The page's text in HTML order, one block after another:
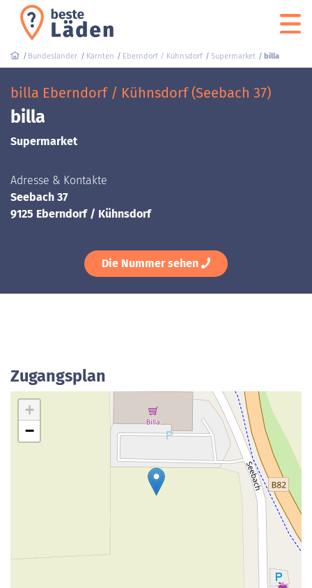
Bundesländer Kärnten Eberndorf / Kühnsdorf Supermarket billa
billa Eberndorf / Kühnsdorf (Seebach 37)
billa
Supermarket
Adresse & Kontakte
Seebach 37
9125 Eberndorf / Kühnsdorf
Die Nummer sehen
Zugangsplan
+
−